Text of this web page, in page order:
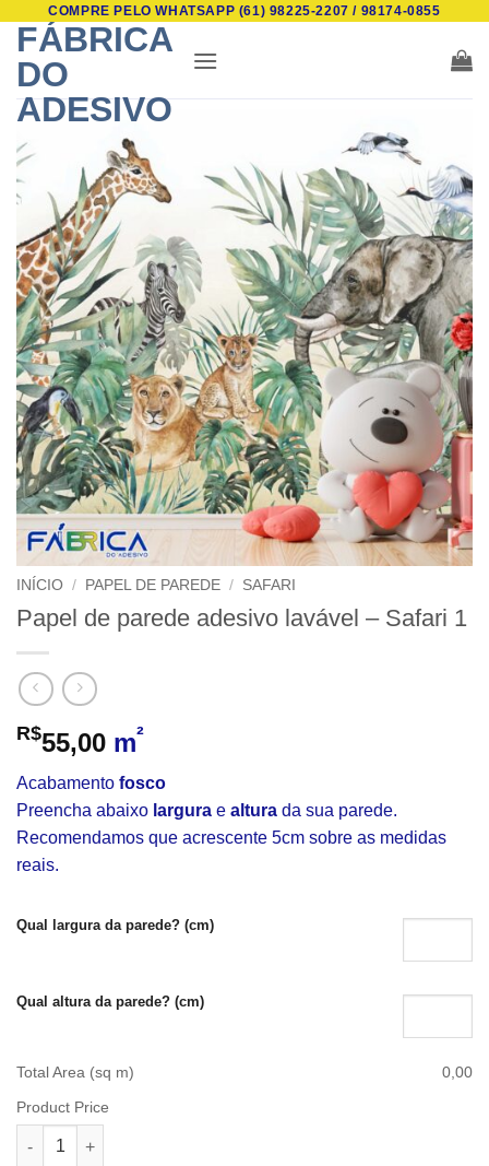
content
COMPRE PELO WHATSAPP (61) 98225-2207 / 98174-0855
FÁBRICA
DO
ADESIVO
INÍCIO / PAPEL DE PAREDE / SAFARI
Papel de parede adesivo lavável – Safari 1
R$55,00 m²
Acabamento fosco
Preencha abaixo largura e altura da sua parede.
Recomendamos que acrescente 5cm sobre as medidas
reais.
Qual largura da parede? (cm)
Qual altura da parede? (cm)
Total Area (sq m)
0,00
Product Price
Papel de parede adesivo lavável - Safari 1 quantidade